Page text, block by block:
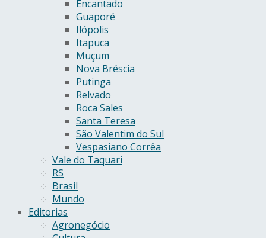
Encantado
Guaporé
Ilópolis
Itapuca
Muçum
Nova Bréscia
Putinga
Relvado
Roca Sales
Santa Teresa
São Valentim do Sul
Vespasiano Corrêa
Vale do Taquari
RS
Brasil
Mundo
Editorias
Agronegócio